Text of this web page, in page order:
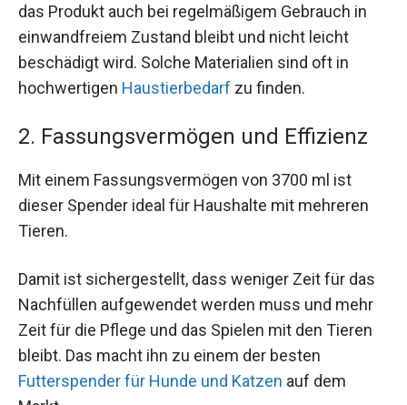
das Produkt auch bei regelmäßigem Gebrauch in
einwandfreiem Zustand bleibt und nicht leicht
beschädigt wird. Solche Materialien sind oft in
hochwertigen Haustierbedarf zu finden.
2. Fassungsvermögen und Effizienz
Mit einem Fassungsvermögen von 3700 ml ist
dieser Spender ideal für Haushalte mit mehreren
Tieren.
Damit ist sichergestellt, dass weniger Zeit für das
Nachfüllen aufgewendet werden muss und mehr
Zeit für die Pflege und das Spielen mit den Tieren
bleibt. Das macht ihn zu einem der besten
Futterspender für Hunde und Katzen auf dem